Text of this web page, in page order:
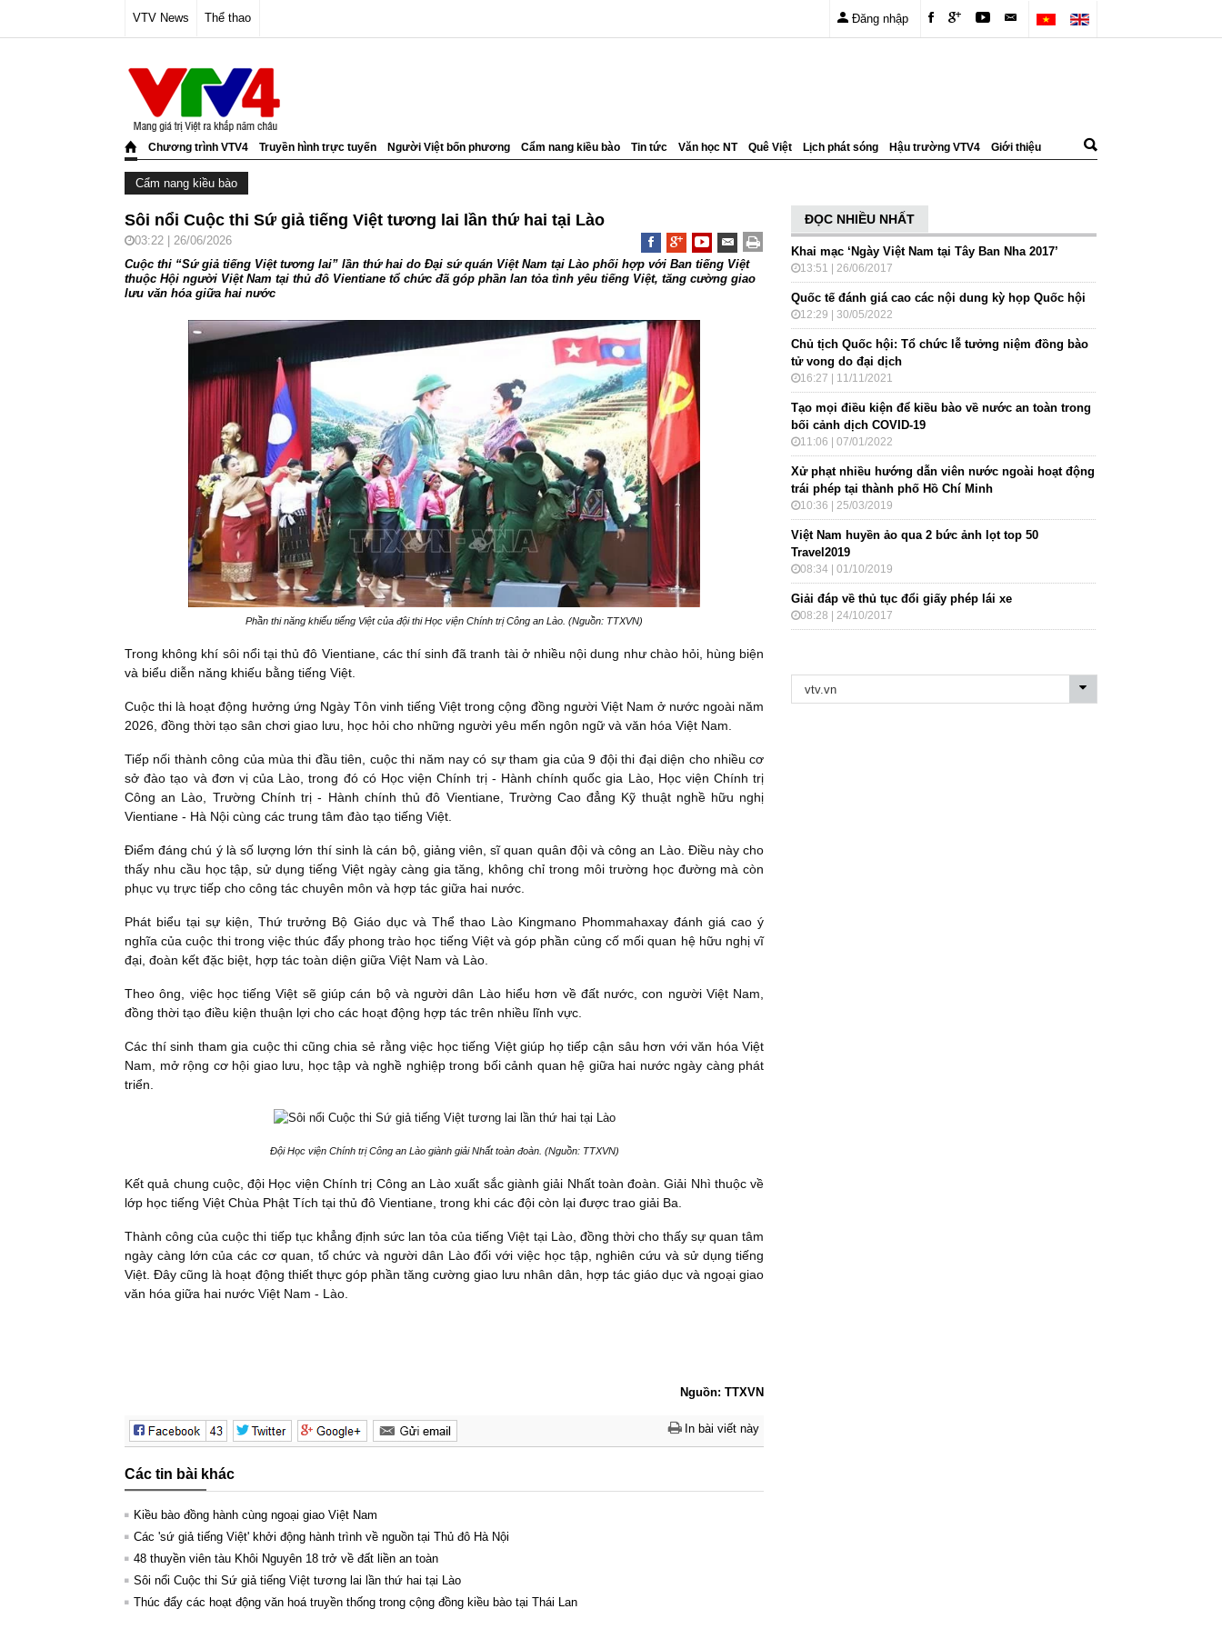
VTV News Thể thao Đăng nhập
Chương trình VTV4 Truyền hình trực tuyến Người Việt bốn phương Cẩm nang kiều bào Tin tức Văn học NT Quê Việt Lịch phát sóng Hậu trường VTV4 Giới thiệu
Cẩm nang kiều bào
Sôi nổi Cuộc thi Sứ giả tiếng Việt tương lai lần thứ hai tại Lào
03:22 | 26/06/2026
Cuộc thi “Sứ giả tiếng Việt tương lai” lần thứ hai do Đại sứ quán Việt Nam tại Lào phối hợp với Ban tiếng Việt
thuộc Hội người Việt Nam tại thủ đô Vientiane tổ chức đã góp phần lan tỏa tình yêu tiếng Việt, tăng cường giao
lưu văn hóa giữa hai nước
Phần thi năng khiếu tiếng Việt của đội thi Học viện Chính trị Công an Lào. (Nguồn: TTXVN)
Trong không khí sôi nổi tại thủ đô Vientiane, các thí sinh đã tranh tài ở nhiều nội dung như chào hỏi, hùng biện
và biểu diễn năng khiếu bằng tiếng Việt.
Cuộc thi là hoạt động hưởng ứng Ngày Tôn vinh tiếng Việt trong cộng đồng người Việt Nam ở nước ngoài năm
2026, đồng thời tạo sân chơi giao lưu, học hỏi cho những người yêu mến ngôn ngữ và văn hóa Việt Nam.
Tiếp nối thành công của mùa thi đầu tiên, cuộc thi năm nay có sự tham gia của 9 đội thi đại diện cho nhiều cơ
sở đào tạo và đơn vị của Lào, trong đó có Học viện Chính trị - Hành chính quốc gia Lào, Học viện Chính trị
Công an Lào, Trường Chính trị - Hành chính thủ đô Vientiane, Trường Cao đẳng Kỹ thuật nghề hữu nghị
Vientiane - Hà Nội cùng các trung tâm đào tạo tiếng Việt.
Điểm đáng chú ý là số lượng lớn thí sinh là cán bộ, giảng viên, sĩ quan quân đội và công an Lào. Điều này cho
thấy nhu cầu học tập, sử dụng tiếng Việt ngày càng gia tăng, không chỉ trong môi trường học đường mà còn
phục vụ trực tiếp cho công tác chuyên môn và hợp tác giữa hai nước.
Phát biểu tại sự kiện, Thứ trưởng Bộ Giáo dục và Thể thao Lào Kingmano Phommahaxay đánh giá cao ý
nghĩa của cuộc thi trong việc thúc đẩy phong trào học tiếng Việt và góp phần củng cố mối quan hệ hữu nghị vĩ
đại, đoàn kết đặc biệt, hợp tác toàn diện giữa Việt Nam và Lào.
Theo ông, việc học tiếng Việt sẽ giúp cán bộ và người dân Lào hiểu hơn về đất nước, con người Việt Nam,
đồng thời tạo điều kiện thuận lợi cho các hoạt động hợp tác trên nhiều lĩnh vực.
Các thí sinh tham gia cuộc thi cũng chia sẻ rằng việc học tiếng Việt giúp họ tiếp cận sâu hơn với văn hóa Việt
Nam, mở rộng cơ hội giao lưu, học tập và nghề nghiệp trong bối cảnh quan hệ giữa hai nước ngày càng phát
triển.
Đội Học viện Chính trị Công an Lào giành giải Nhất toàn đoàn. (Nguồn: TTXVN)
Kết quả chung cuộc, đội Học viện Chính trị Công an Lào xuất sắc giành giải Nhất toàn đoàn. Giải Nhì thuộc về
lớp học tiếng Việt Chùa Phật Tích tại thủ đô Vientiane, trong khi các đội còn lại được trao giải Ba.
Thành công của cuộc thi tiếp tục khẳng định sức lan tỏa của tiếng Việt tại Lào, đồng thời cho thấy sự quan tâm
ngày càng lớn của các cơ quan, tổ chức và người dân Lào đối với việc học tập, nghiên cứu và sử dụng tiếng
Việt. Đây cũng là hoạt động thiết thực góp phần tăng cường giao lưu nhân dân, hợp tác giáo dục và ngoại giao
văn hóa giữa hai nước Việt Nam - Lào.
Nguồn: TTXVN
In bài viết này
Các tin bài khác
Kiều bào đồng hành cùng ngoại giao Việt Nam
Các 'sứ giả tiếng Việt' khởi động hành trình về nguồn tại Thủ đô Hà Nội
48 thuyền viên tàu Khôi Nguyên 18 trở về đất liền an toàn
Sôi nổi Cuộc thi Sứ giả tiếng Việt tương lai lần thứ hai tại Lào
Thúc đẩy các hoạt động văn hoá truyền thống trong cộng đồng kiều bào tại Thái Lan
ĐỌC NHIỀU NHẤT
Khai mạc ‘Ngày Việt Nam tại Tây Ban Nha 2017’
13:51 | 26/06/2017
Quốc tế đánh giá cao các nội dung kỳ họp Quốc hội
12:29 | 30/05/2022
Chủ tịch Quốc hội: Tổ chức lễ tưởng niệm đồng bào
tử vong do đại dịch
16:27 | 11/11/2021
Tạo mọi điều kiện để kiều bào về nước an toàn trong
bối cảnh dịch COVID-19
11:06 | 07/01/2022
Xử phạt nhiều hướng dẫn viên nước ngoài hoạt động
trái phép tại thành phố Hồ Chí Minh
10:36 | 25/03/2019
Việt Nam huyền ảo qua 2 bức ảnh lọt top 50
Travel2019
08:34 | 01/10/2019
Giải đáp về thủ tục đổi giấy phép lái xe
08:28 | 24/10/2017